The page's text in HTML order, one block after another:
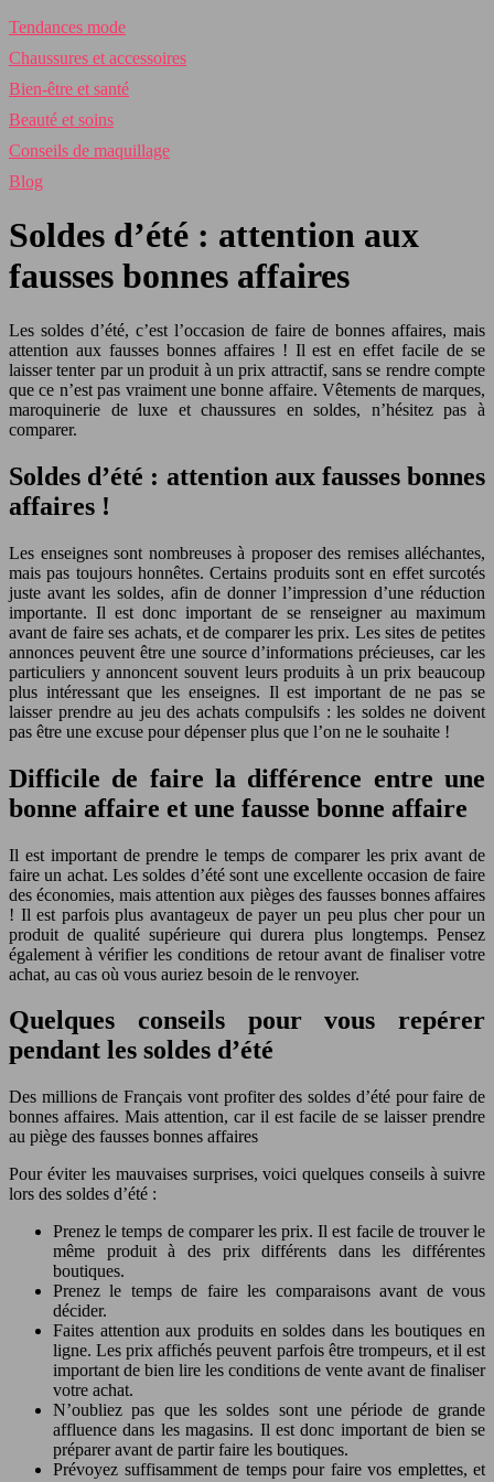
Tendances mode
Chaussures et accessoires
Bien-être et santé
Beauté et soins
Conseils de maquillage
Blog
Soldes d’été : attention aux
fausses bonnes affaires
Les soldes d’été, c’est l’occasion de faire de bonnes affaires, mais
attention aux fausses bonnes affaires ! Il est en effet facile de se
laisser tenter par un produit à un prix attractif, sans se rendre compte
que ce n’est pas vraiment une bonne affaire. Vêtements de marques,
maroquinerie de luxe et chaussures en soldes, n’hésitez pas à
comparer.
Soldes d’été : attention aux fausses bonnes
affaires !
Les enseignes sont nombreuses à proposer des remises alléchantes,
mais pas toujours honnêtes. Certains produits sont en effet surcotés
juste avant les soldes, afin de donner l’impression d’une réduction
importante. Il est donc important de se renseigner au maximum
avant de faire ses achats, et de comparer les prix. Les sites de petites
annonces peuvent être une source d’informations précieuses, car les
particuliers y annoncent souvent leurs produits à un prix beaucoup
plus intéressant que les enseignes. Il est important de ne pas se
laisser prendre au jeu des achats compulsifs : les soldes ne doivent
pas être une excuse pour dépenser plus que l’on ne le souhaite !
Difficile de faire la différence entre une
bonne affaire et une fausse bonne affaire
Il est important de prendre le temps de comparer les prix avant de
faire un achat. Les soldes d’été sont une excellente occasion de faire
des économies, mais attention aux pièges des fausses bonnes affaires
! Il est parfois plus avantageux de payer un peu plus cher pour un
produit de qualité supérieure qui durera plus longtemps. Pensez
également à vérifier les conditions de retour avant de finaliser votre
achat, au cas où vous auriez besoin de le renvoyer.
Quelques conseils pour vous repérer
pendant les soldes d’été
Des millions de Français vont profiter des soldes d’été pour faire de
bonnes affaires. Mais attention, car il est facile de se laisser prendre
au piège des fausses bonnes affaires
Pour éviter les mauvaises surprises, voici quelques conseils à suivre
lors des soldes d’été :
Prenez le temps de comparer les prix. Il est facile de trouver le
même produit à des prix différents dans les différentes
boutiques.
Prenez le temps de faire les comparaisons avant de vous
décider.
Faites attention aux produits en soldes dans les boutiques en
ligne. Les prix affichés peuvent parfois être trompeurs, et il est
important de bien lire les conditions de vente avant de finaliser
votre achat.
N’oubliez pas que les soldes sont une période de grande
affluence dans les magasins. Il est donc important de bien se
préparer avant de partir faire les boutiques.
Prévoyez suffisamment de temps pour faire vos emplettes, et